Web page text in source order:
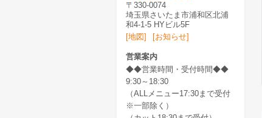
〒330-0074
埼玉県さいたま市浦和区北浦
和4-1-5 HYビル5F
[地図]
[お知らせ]
営業案内
◆◆営業時間・受付時間◆◆
9:30～18:30
（ALLメニュー17:30まで受付
※一部除く）